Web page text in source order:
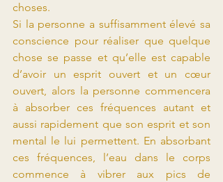
choses.
Si la personne a suffisamment élevé sa
conscience pour réaliser que quelque
chose se passe et qu’elle est capable
d’avoir un esprit ouvert et un cœur
ouvert, alors la personne commencera
à absorber ces fréquences autant et
aussi rapidement que son esprit et son
mental le lui permettent. En absorbant
ces fréquences, l’eau dans le corps
commence à vibrer aux pics de